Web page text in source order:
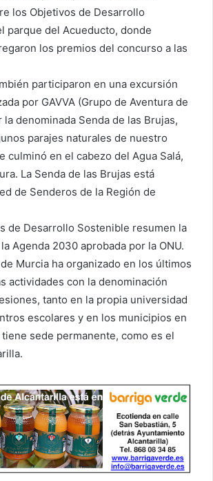
los Objetivos de Desarrollo
parque del Acueducto, donde
los premios del concurso a las
participaron en una excursión
por GAVVA (Grupo de Aventura de
denominada Senda de las Brujas,
parajes naturales de nuestro
culminó en el cabezo del Agua Salá,
La Senda de las Brujas está
de Senderos de la Región de
de Desarrollo Sostenible resumen la
Agenda 2030 aprobada por la ONU.
Murcia ha organizado en los últimos
actividades con la denominación
tanto en la propia universidad
escolares y en los municipios en
sede permanente, como es el